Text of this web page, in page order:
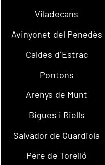
Viladecans
Avinyonet del Penedès
Caldes d´Estrac
Pontons
Arenys de Munt
Bigues i Riells
Salvador de Guardiola
Pere de Torelló